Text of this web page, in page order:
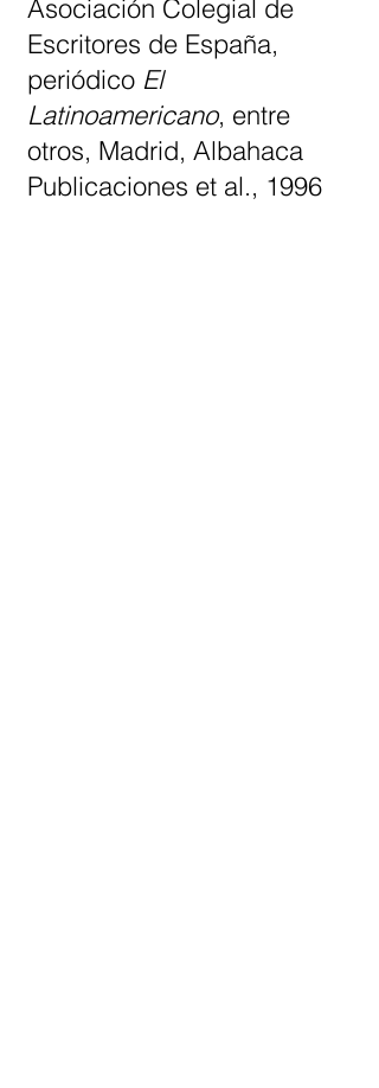
Asociación Colegial de
Escritores de España,
periódico El
Latinoamericano, entre
otros, Madrid, Albahaca
Publicaciones et al., 1996